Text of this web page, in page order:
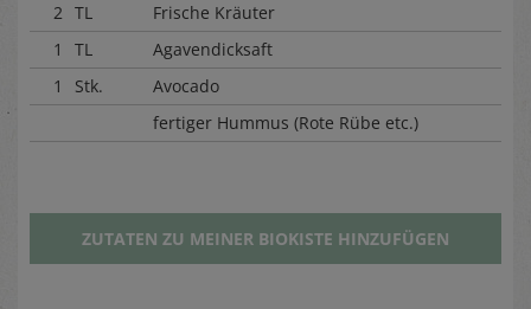
2 TL
Frische Kräuter
1
TL
Agavendicksaft
1
Stk.
Avocado
fertiger Hummus (Rote Rübe etc.)
ZUTATEN ZU MEINER BIOKISTE HINZUFÜGEN